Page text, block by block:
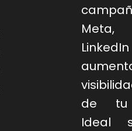
Meta,
de tu
Ideal